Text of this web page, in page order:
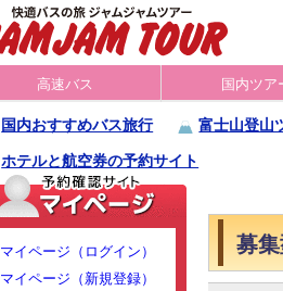
高速バス 国内ツア
国内おすすめバス旅行 富士山登山
ホテルと航空券の予約サイト
募
マイページ（ログイン）
マイページ（新規登録）